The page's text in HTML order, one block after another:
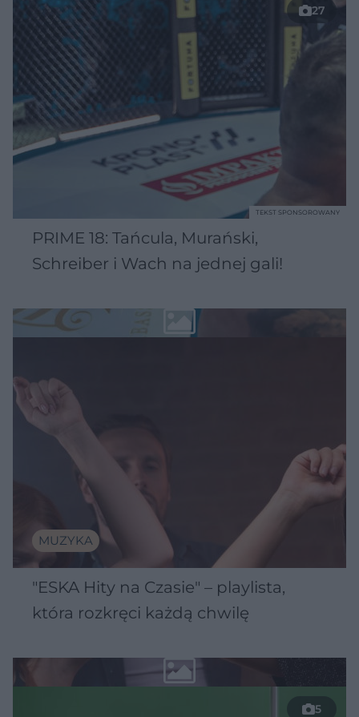
27
PRIME 18: Tańcula, Murański,
Schreiber i Wach na jednej gali!
TEKST SPONSOROWANY
MUZYKA
"ESKA Hity na Czasie" – playlista,
która rozkręci każdą chwilę
5